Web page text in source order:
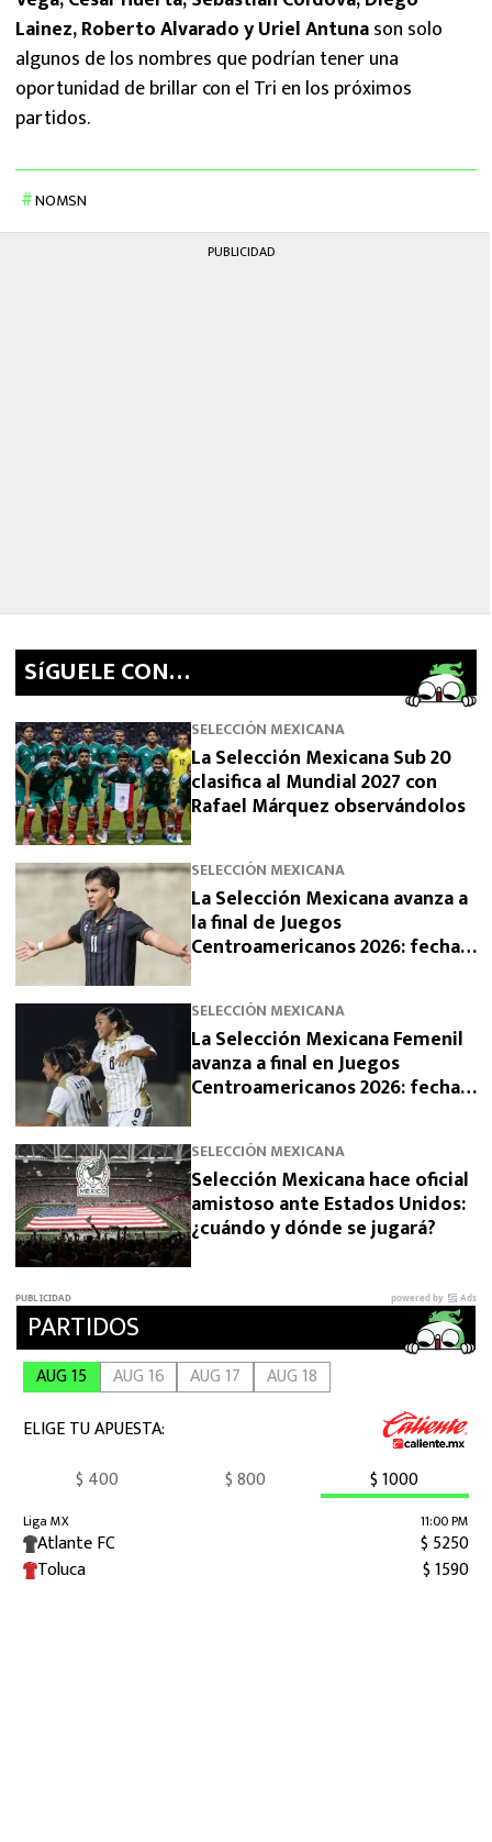
Lainez, Roberto Alvarado y Uriel Antunason solo
algunos de los nombres que podrían tener una
oportunidad de brillar con el Tri en los próximos
partidos.
NOMSN
PUBLICIDAD
SíGUELE CON…
SELECCIÓN MEXICANA
La Selección Mexicana Sub 20
clasifica al Mundial 2027 con
Rafael Márquez observándolos
SELECCIÓN MEXICANA
La Selección Mexicana avanza a
la final de Juegos
Centroamericanos 2026: fecha,
SELECCIÓN MEXICANA
La Selección Mexicana Femenil
avanza a final en Juegos
Centroamericanos 2026: fecha,
SELECCIÓN MEXICANA
Selección Mexicana hace oficial
amistoso ante Estados Unidos:
¿cuándo y dónde se jugará?